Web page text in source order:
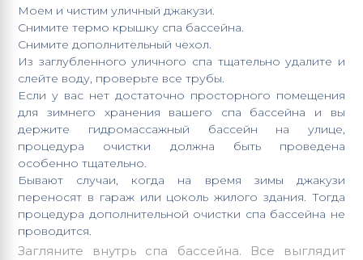
Моем и чистимуличный джакузи.
Снимите термо крышку спа бассейна.
Снимите дополнительный чехол.
Из заглубленного уличного спа тщательно удалите и
слейте воду, проверьте все трубы.
Если у вас нет достаточно просторного помещения
для зимнего хранения вашего спа бассейна и вы
держите гидромассажный бассейн на улице,
процедура очистки должна быть проведена
особенно тщательно.
Бывают случаи, когда на время зимы джакузи
переносят в гараж или цоколь жилого здания. Тогда
процедура дополнительной очистки спа бассейна не
проводится.
Загляните внутрь спа бассейна. Все выглядит